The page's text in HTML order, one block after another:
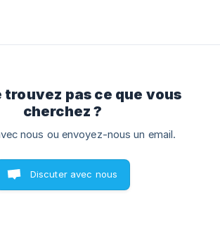
trouvez pas ce que vous
cherchez ?
nous ou envoyez-nous un email.
Discuter avec nous